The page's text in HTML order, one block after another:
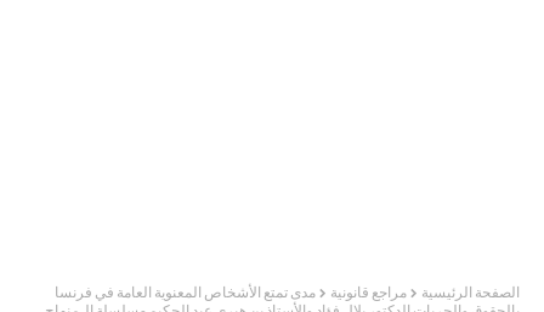
الصفحة الرئيسية مراجع قانونية
مدى تمتع الأشخاص المعنوية العامة في فرنسا